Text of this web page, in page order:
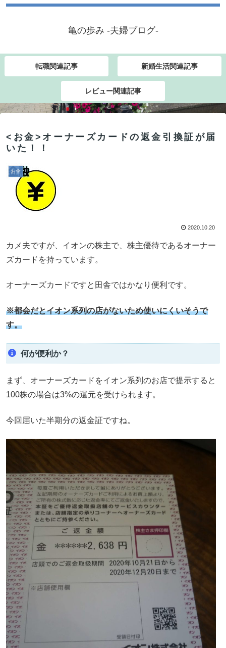
亀の歩み -夫婦ブログ-
転職関連記事 新婚生活関連記事
レビュー関連記事
<お金>オーナーズカードの返金引換証が届
いた！！
お金
2020.10.20
カメ夫ですが、イオンの株主で、株主優待であるオーナー
ズカードを持っています。
オーナーズカードですと田舎ではかなり便利です。
※都会だとイオン系列の店がないため使いにくいそうで
す。
何が便利か？
まず、オーナーズカードをイオン系列のお店で提示すると
100株の場合は3%の還元を受けられます。
今回届いた半期分の返金証ですね。